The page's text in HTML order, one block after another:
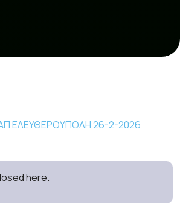
ΕΛΕΥΘΕΡΟΥΠΟΛΗ 26-2-2026
here.